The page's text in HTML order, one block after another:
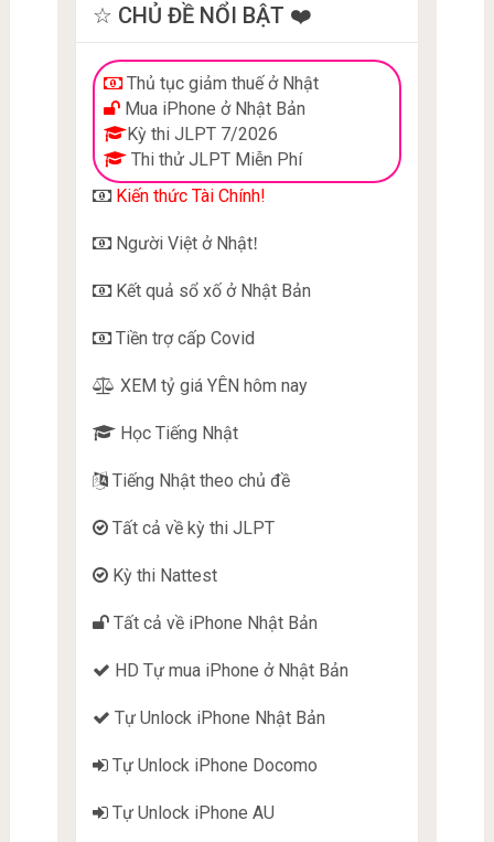
☆ CHỦ ĐỀ NỔI BẬT ❤️
Thủ tục giảm thuế ở Nhật
Mua iPhone ở Nhật Bản
Kỳ thi JLPT 7/2026
Thi thử JLPT Miễn Phí
Kiến thức Tài Chính!
Người Việt ở Nhật!
Kết quả sổ xố ở Nhật Bản
Tiền trợ cấp Covid
XEM tỷ giá YÊN hôm nay
Học Tiếng Nhật
Tiếng Nhật theo chủ đề
Tất cả về kỳ thi JLPT
Kỳ thi Nattest
Tất cả về iPhone Nhật Bản
HD Tự mua iPhone ở Nhật Bản
Tự Unlock iPhone Nhật Bản
Tự Unlock iPhone Docomo
Tự Unlock iPhone AU